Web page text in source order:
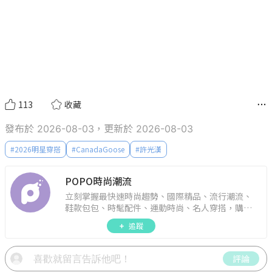
113 收藏
發布於 2026-08-03，更新於 2026-08-03
#2026明星穿搭 #CanadaGoose #許光漢
POPO時尚潮流
立刻掌握最快速時尚趨勢、國際精品、流行潮流、
鞋款包包、時髦配件、運動時尚、名人穿搭，購物
追蹤
評論